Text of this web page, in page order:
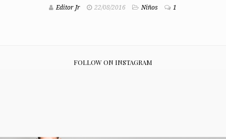
Editor Jr 22/08/2016 Niños 1
FOLLOW ON INSTAGRAM